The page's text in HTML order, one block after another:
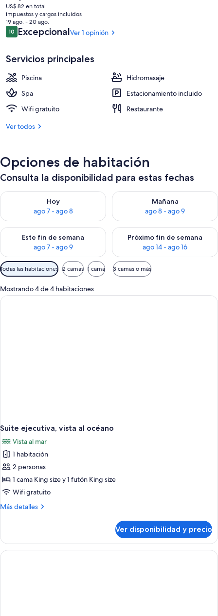
precio
actual
es
de
US$ 82
US$ 82 en total
impuestos y cargos incluidos
19 ago. - 20 ago.
Opiniones
1010 de 10
ExcepcionalVer 1 opinión
Servicios principales
Piscina
Hidromasaje
Spa
Estacionamiento incluido
Wifi gratuito
Restaurante
Ver todos
Opciones de habitación
Consulta la disponibilidad para estas fechas
Hoy
ago 7 - ago 8
Consulta la disponibilidad para hoy ago 7 - ago 8
Mañana
ago 8 - ago 9
Consulta la disponibilidad
Este fin de semana
ago 7 - ago 9
Consulta la disponibilidad para este fin de semana ago 7 -
Próximo fin de semana
ago 14 - ago 16
Consulta la disponibilidad
Filtros
disponibles
para
las
Todas las habitaciones 2 camas 1 cama 3 camas o más
Mostrando 4 de 4 habitaciones
Suite ejecutiva, vista al océano
Vista al mar
1 habitación
2 personas
1 cama King size y 1 futón King size
Wifi gratuito
Más detalles
Más
ejecutiva,
vista
al
Ver disponibilidad y precio